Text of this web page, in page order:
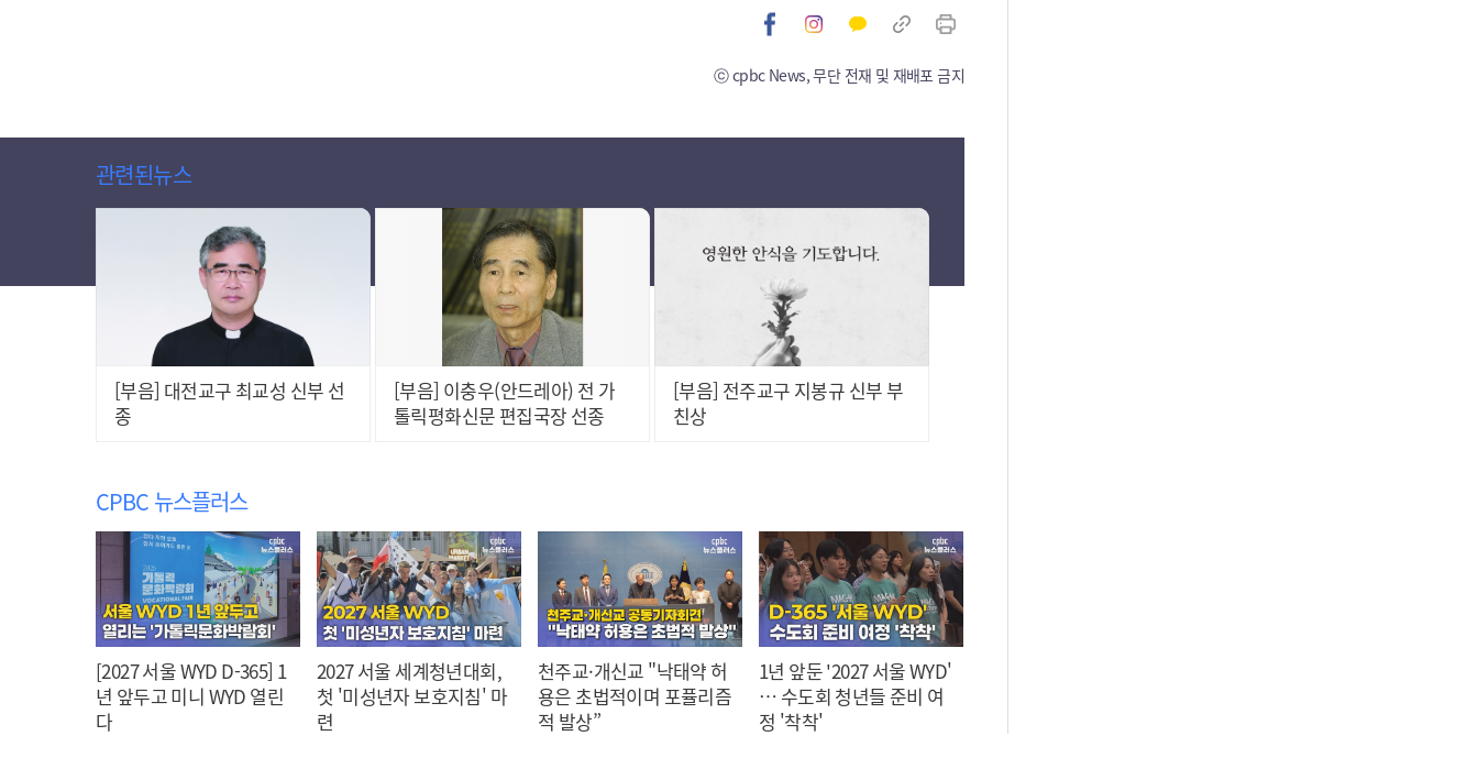
ⓒ cpbc News, 무단 전재 및 재배포 금지
관련된뉴스
[부음] 대전교구 최교성 신부 선
종
[부음] 이충우(안드레아) 전 가
톨릭평화신문 편집국장 선종
[부음] 전주교구 지봉규 신부 부
친상
CPBC 뉴스플러스
[2027 서울 WYD D-365] 1
년 앞두고 미니 WYD 열린
다
2027 서울 세계청년대회,
첫 '미성년자 보호지침' 마
련
천주교·개신교 "낙태약 허
용은 초법적이며 포퓰리즘
적 발상”
1년 앞둔 '2027 서울 WYD'
… 수도회 청년들 준비 여
정 '착착'